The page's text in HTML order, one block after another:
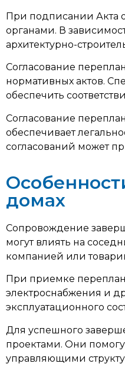
При подписании Акта
органами. В
архитектурно-
Согласование
нормативных актов.
обеспечить
Согласование
обеспечивает
согласований может
домах
Сопровождение
могут влиять на
компанией или
При приемке
электроснабжения и
эксплуатационного
Для успешного
проектами. Они
управляющими